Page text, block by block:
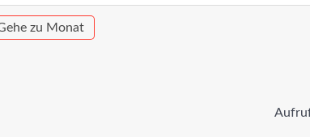
zu Monat